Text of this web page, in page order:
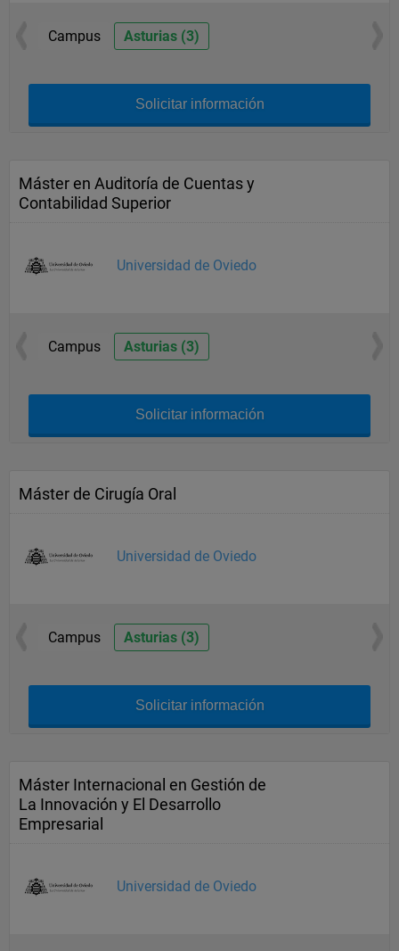
Campus Asturias (3)
Solicitar información
Máster en Auditoría de Cuentas y
Contabilidad Superior
Universidad de Oviedo
Campus Asturias (3)
Solicitar información
Máster de Cirugía Oral
Universidad de Oviedo
Campus Asturias (3)
Solicitar información
Máster Internacional en Gestión de
La Innovación y El Desarrollo
Empresarial
Universidad de Oviedo